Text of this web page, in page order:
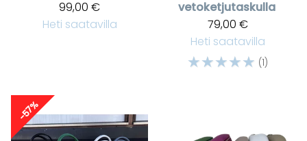
99,00 €
Heti saatavilla
vetoketjutaskulla
79,00 €
Heti saatavilla
☆☆☆☆☆ (1)
-57%